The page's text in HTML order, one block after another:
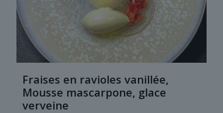
Fraises en ravioles vanillée,
Mousse mascarpone, glace
verveine